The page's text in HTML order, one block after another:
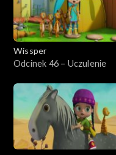
Wissper
Odcinek 46 – Uczulenie